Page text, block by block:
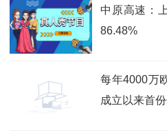
中原高速：
86.48%
每年4000万
成立以来首